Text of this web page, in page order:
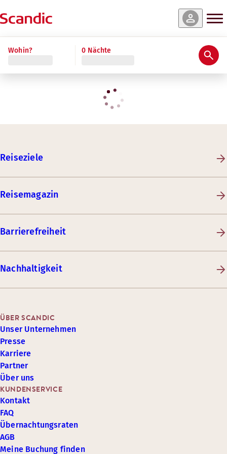
Wohin? 0 Nächte
Reiseziele
Reisemagazin
Barrierefreiheit
Nachhaltigkeit
KUNDENSERVICE
Kontakt
FAQ
Übernachtungsraten
AGB
Meine Buchung finden
ÜBER SCANDIC
Unser Unternehmen
Presse
Karriere
Partner
Über uns